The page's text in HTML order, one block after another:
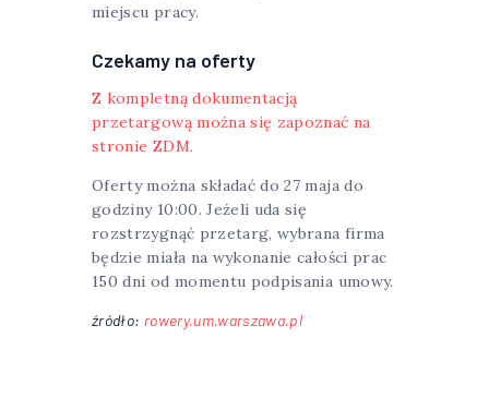
miejscu pracy.
Czekamy na oferty
Z kompletną dokumentacją
przetargową można się zapoznać na
stronie ZDM.
Oferty można składać do 27 maja do
godziny 10:00. Jeżeli uda się
rozstrzygnąć przetarg, wybrana firma
będzie miała na wykonanie całości prac
150 dni od momentu podpisania umowy.
źródło: rowery.um.warszawa.pl